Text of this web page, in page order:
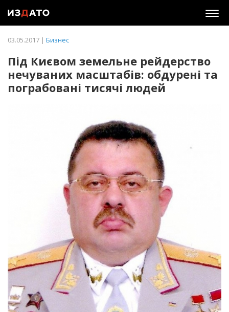
03.05.2017 | Бизнес
Під Києвом земельне рейдерство
нечуваних масштабів: обдурені та
пограбовані тисячі людей